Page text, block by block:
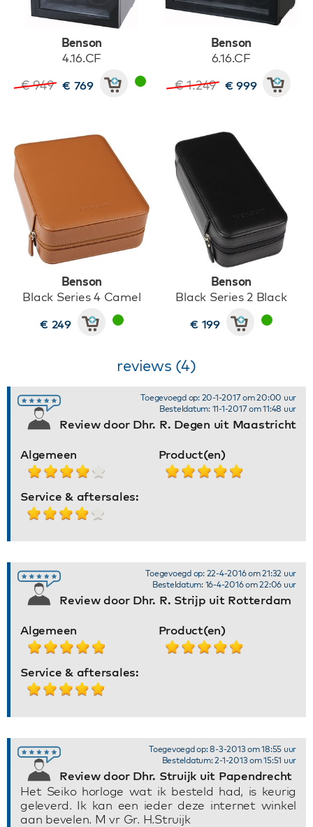
Benson
4.16.CF
€ 949 € 769
Benson
6.16.CF
€ 1.249 € 999
Benson
Black Series 4 Camel
€ 249
Benson
Black Series 2 Black
€ 199
reviews (4)
Review door Dhr. R. Degen uit Maastricht
Toegevoegd op: 20-1-2017 om 20:00 uur
Besteldatum: 11-1-2017 om 11:48 uur
Algemeen Product(en)
Service & aftersales:
Review door Dhr. R. Strijp uit Rotterdam
Toegevoegd op: 22-4-2016 om 21:32 uur
Besteldatum: 16-4-2016 om 22:06 uur
Algemeen Product(en)
Service & aftersales:
Review door Dhr. Struijk uit Papendrecht
Toegevoegd op: 8-3-2013 om 18:55 uur
Besteldatum: 2-1-2013 om 15:51 uur
Het Seiko horloge wat ik besteld had, is keurig
geleverd. Ik kan een ieder deze internet winkel
aan bevelen. M vr Gr. H.Struijk